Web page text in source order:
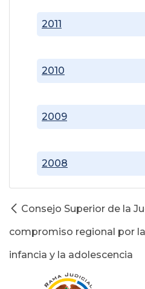
2008
2009
2010
2011
Consejo Superior de la
compromiso regional por
infancia y la adolescencia